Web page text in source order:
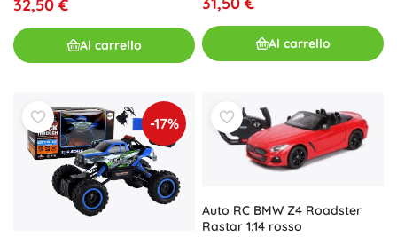
32,50 €
Al carrello Al carrello
-17%
Auto RC BMW Z4 Roadster
Rastar 1:14 rosso